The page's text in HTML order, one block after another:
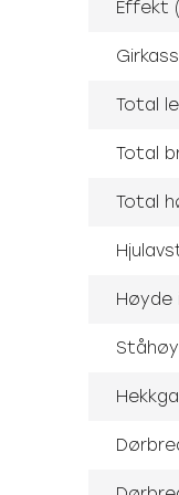
Effekt
Total
Total
Total
Høyde